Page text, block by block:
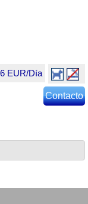
EUR/Día
Contacto